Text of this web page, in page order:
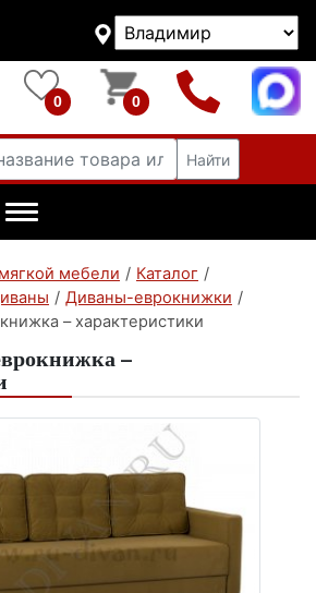
0 0
Найти
мебели / Каталог /
/ Диваны-еврокнижки /
– характеристики
–